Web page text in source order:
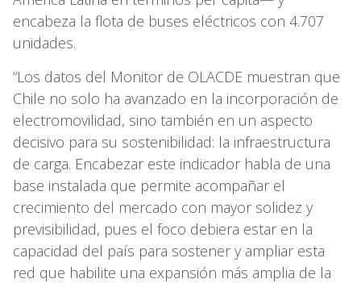
encabeza la flota de buses eléctricos con 4.707
unidades.
“Los datos del Monitor de OLACDE muestran que
Chile no solo ha avanzado en la incorporación de
electromovilidad, sino también en un aspecto
decisivo para su sostenibilidad: la infraestructura
de carga. Encabezar este indicador habla de una
base instalada que permite acompañar el
crecimiento del mercado con mayor solidez y
previsibilidad, pues el foco debiera estar en la
capacidad del país para sostener y ampliar esta
red que habilite una expansión más amplia de la